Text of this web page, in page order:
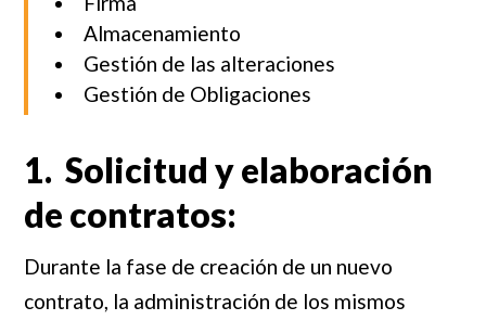
Almacenamiento
Gestión de las alteraciones
Gestión de Obligaciones
1. Solicitud y elaboración
de contratos:
Durante la fase de creación de un nuevo
contrato, la administración de los mismos